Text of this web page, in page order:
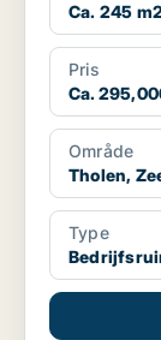
Ca. 245
Pris
Ca.
Område
Tholen,
Type